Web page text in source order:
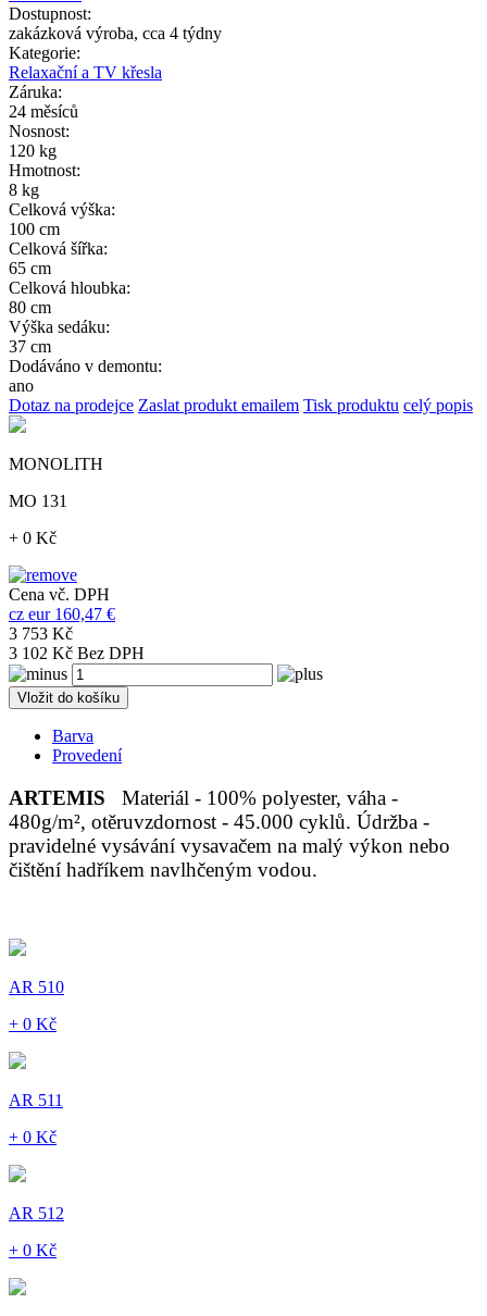
Dostupnost:
zakázková výroba, cca 4 týdny
Kategorie:
Relaxační a TV křesla
Záruka:
24 měsíců
Nosnost:
120 kg
Hmotnost:
8 kg
Celková výška:
100 cm
Celková šířka:
65 cm
Celková hloubka:
80 cm
Výška sedáku:
37 cm
Dodáváno v demontu:
ano
Dotaz na prodejce Zaslat produkt emailem Tisk produktu celý popis
MONOLITH
MO 131
+ 0 Kč
Cena vč. DPH
cz eur 160,47 €
3 753 Kč
3 102 Kč Bez DPH
Vložit do košíku
Barva
Provedení
ARTEMIS
Materiál - 100% polyester, váha -
480g/m², otěruvzdornost - 45.000 cyklů. Údržba -
pravidelné vysávání vysavačem na malý výkon nebo
čištění hadříkem navlhčeným vodou.
AR 510
+ 0 Kč
AR 511
+ 0 Kč
AR 512
+ 0 Kč